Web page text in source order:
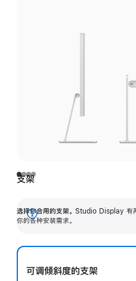
支架
选择你合用的支架。 Studio Display 有两
你的各种安装需求。
展
可调倾斜度的支架